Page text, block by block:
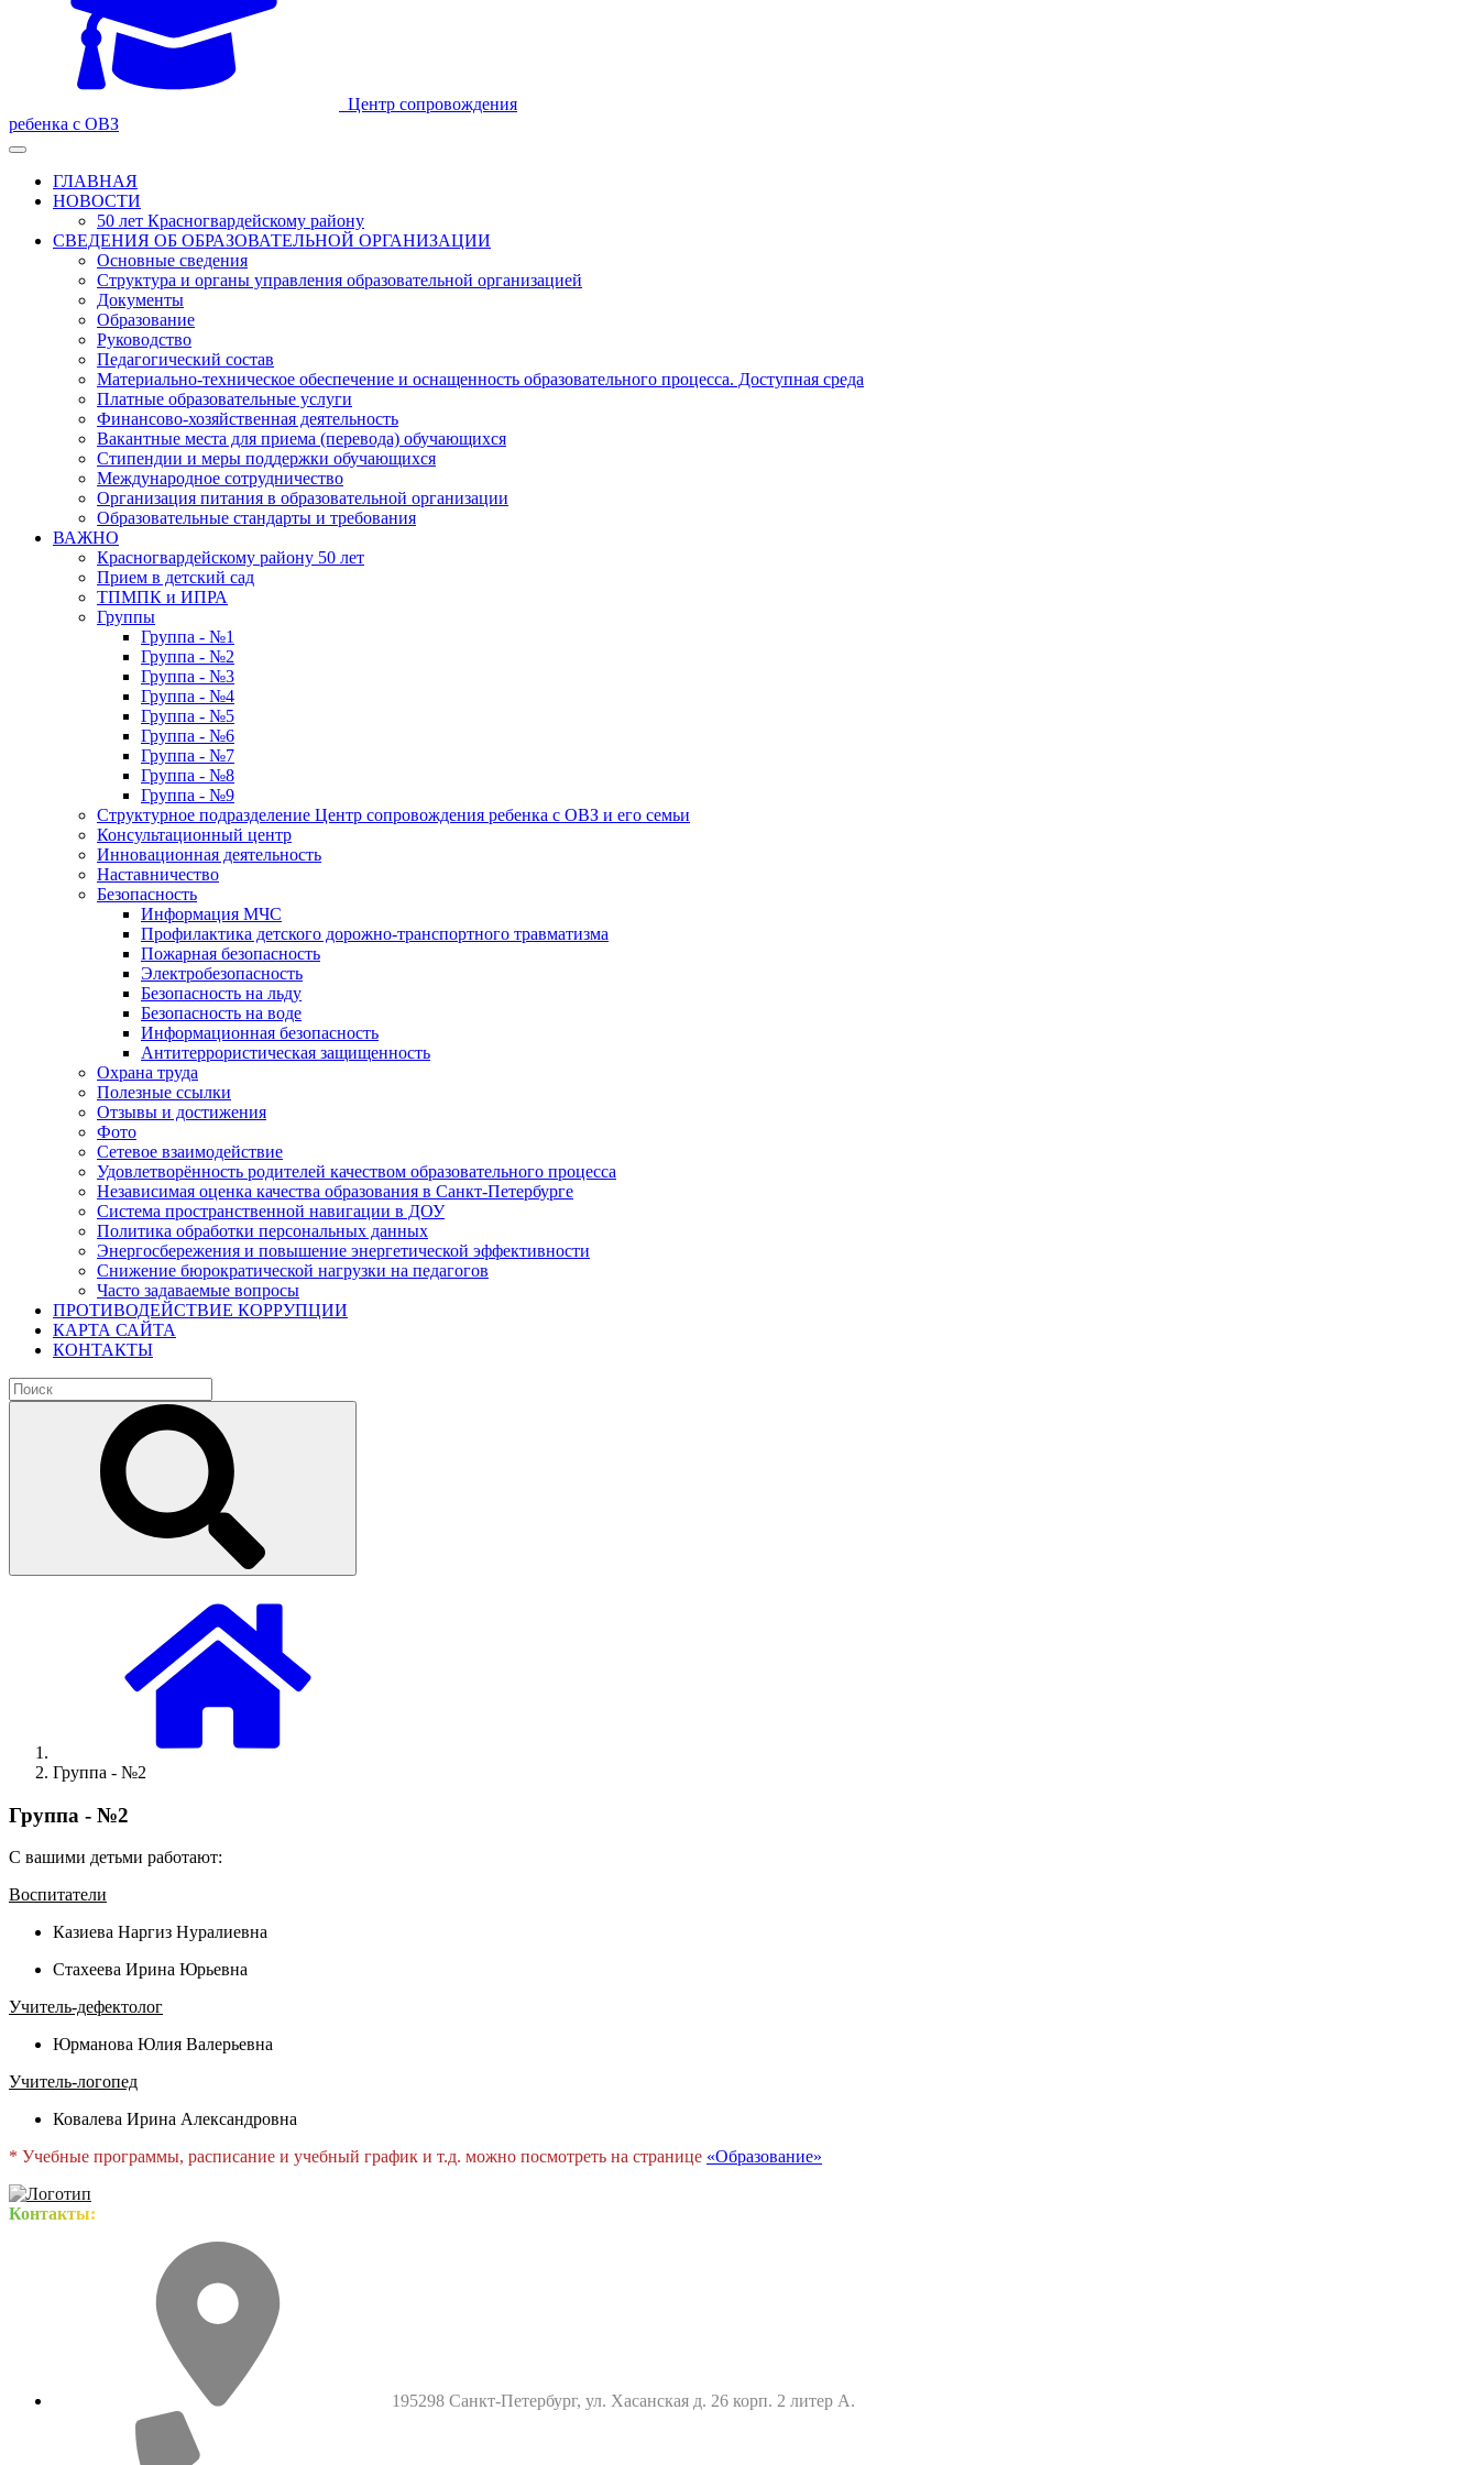
Центр сопровождения
ребенка с ОВЗ
ГЛАВНАЯ
НОВОСТИ
50 лет Красногвардейскому району
СВЕДЕНИЯ ОБ ОБРАЗОВАТЕЛЬНОЙ ОРГАНИЗАЦИИ
Основные сведения
Структура и органы управления образовательной организацией
Документы
Образование
Руководство
Педагогический состав
Материально-техническое обеспечение и оснащенность образовательного процесса. Доступная среда
Платные образовательные услуги
Финансово-хозяйственная деятельность
Вакантные места для приема (перевода) обучающихся
Стипендии и меры поддержки обучающихся
Международное сотрудничество
Организация питания в образовательной организации
Образовательные стандарты и требования
ВАЖНО
Красногвардейскому району 50 лет
Прием в детский сад
ТПМПК и ИПРА
Группы
Группа - №1
Группа - №2
Группа - №3
Группа - №4
Группа - №5
Группа - №6
Группа - №7
Группа - №8
Группа - №9
Структурное подразделение Центр сопровождения ребенка с ОВЗ и его семьи
Консультационный центр
Инновационная деятельность
Наставничество
Безопасность
Информация МЧС
Профилактика детского дорожно-транспортного травматизма
Пожарная безопасность
Электробезопасность
Безопасность на льду
Безопасность на воде
Информационная безопасность
Антитеррористическая защищенность
Охрана труда
Полезные ссылки
Отзывы и достижения
Фото
Сетевое взаимодействие
Удовлетворённость родителей качеством образовательного процесса
Независимая оценка качества образования в Санкт-Петербурге
Система пространственной навигации в ДОУ
Политика обработки персональных данных
Энергосбережения и повышение энергетической эффективности
Снижение бюрократической нагрузки на педагогов
Часто задаваемые вопросы
ПРОТИВОДЕЙСТВИЕ КОРРУПЦИИ
КАРТА САЙТА
КОНТАКТЫ
Группа - №2
Группа - №2
С вашими детьми работают:
Воспитатели
Казиева Наргиз Нуралиевна
Стахеева Ирина Юрьевна
Учитель-дефектолог
Юрманова Юлия Валерьевна
Учитель-логопед
Ковалева Ирина Александровна
* Учебные программы, расписание и учебный график и т.д. можно посмотреть на странице «Образование»
Контакты:
195298 Санкт-Петербург, ул. Хасанская д. 26 корп. 2 литер А.